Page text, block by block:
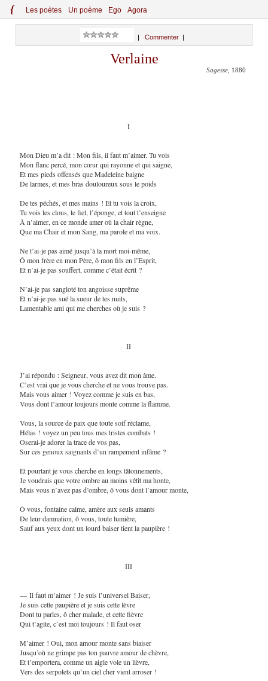
{ Les poètes Un poème Ego Agora
Commenter
Verlaine
Sagesse , 1880
I
Mon Dieu m’a dit : Mon fils, il faut m’aimer. Tu vois
Mon flanc percé, mon cœur qui rayonne et qui saigne,
Et mes pieds offensés que Madeleine baigne
De larmes, et mes bras douloureux sous le poids
De tes péchés, et mes mains ! Et tu vois la croix,
Tu vois les clous, le fiel, l’éponge, et tout t’enseigne
À n’aimer, en ce monde amer où la chair règne,
Que ma Chair et mon Sang, ma parole et ma voix.
Ne t’ai-je pas aimé jusqu’à la mort moi-même,
Ô mon frère en mon Père, ô mon fils en l’Esprit,
Et n’ai-je pas souffert, comme c’était écrit ?
N’ai-je pas sangloté ton angoisse suprême
Et n’ai-je pas sué la sueur de tes nuits,
Lamentable ami qui me cherches où je suis ?
II
J’ai répondu : Seigneur, vous avez dit mon âme.
C’est vrai que je vous cherche et ne vous trouve pas.
Mais vous aimer ! Voyez comme je suis en bas,
Vous dont l’amour toujours monte comme la flamme.
Vous, la source de paix que toute soif réclame,
Hélas ! voyez un peu tous mes tristes combats !
Oserai-je adorer la trace de vos pas,
Sur ces genoux saignants d’un rampement infâme ?
Et pourtant je vous cherche en longs tâtonnements,
Je voudrais que votre ombre au moins vêtît ma honte,
Mais vous n’avez pas d’ombre, ô vous dont l’amour monte,
Ô vous, fontaine calme, amère aux seuls amants
De leur damnation, ô vous, toute lumière,
Sauf aux yeux dont un lourd baiser tient la paupière !
III
— Il faut m’aimer ! Je suis l’universel Baiser,
Je suis cette paupière et je suis cette lèvre
Dont tu parles, ô cher malade, et cette fièvre
Qui t’agite, c’est moi toujours ! Il faut oser
M’aimer ! Oui, mon amour monte sans biaiser
Jusqu’où ne grimpe pas ton pauvre amour de chèvre,
Et t’emportera, comme un aigle vole un lièvre,
Vers des serpolets qu’un ciel cher vient arroser !